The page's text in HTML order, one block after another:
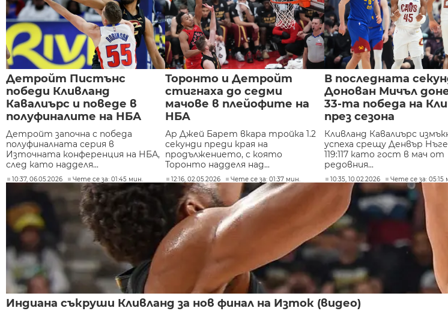
Детройт Пистънс
победи Кливланд
Кавалиърс и поведе в
полуфиналите на НБА
Детройт започна с победа
полуфиналната серия в
Източната конференция на НБА,
след като надделя...
10:37, 06.05.2026 Чете се за: 01:45 мин.
Торонто и Детройт
стигнаха до седми
мачове в плейофите на
НБA
Ар Джей Барет вкара тройка 1.2
секунди преди края на
продължението, с която
Торонто надделя над...
12:16, 02.05.2026 Чете се за: 01:37 мин.
В последната
Донован Мичъл
33-та победа на
през сезона
Кливланд Кавалиърс
успеха срещу Денвър
119:117 като гост в мач от
редовния...
10:35, 10.02.2026 Чете се за: 05:15
Индиана съкруши Кливланд за нов финал на Изток (видео)